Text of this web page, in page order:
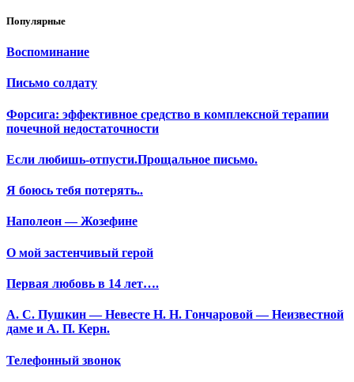
Популярные
Воспоминание
Письмо солдату
Форсига: эффективное средство в комплексной терапии
почечной недостаточности
Если любишь-отпусти.Прощальное письмо.
Я боюсь тебя потерять..
Наполеон — Жозефине
О мой застенчивый герой
Первая любовь в 14 лет….
А. С. Пушкин — Невесте Н. Н. Гончаровой — Неизвестной
даме и А. П. Керн.
Телефонный звонок